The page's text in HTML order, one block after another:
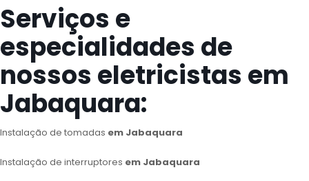
Serviços e
especialidades de
nossos eletricistas em
Jabaquara:
Instalação de tomadas em Jabaquara
Instalação de interruptores em Jabaquara